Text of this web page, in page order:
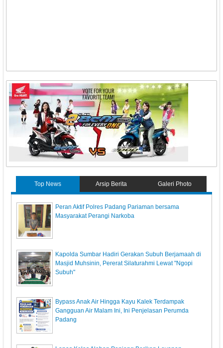
Top News Arsip Berita Galeri Photo
Peran Aktif Polres Padang Pariaman bersama
Masyarakat Perangi Narkoba
Kapolda Sumbar Hadiri Gerakan Subuh Berjamaah di
Masjid Muhsinin, Pererat Silaturahmi Lewat "Ngopi
Subuh"
Bypass Anak Air Hingga Kayu Kalek Terdampak
Gangguan Air Malam Ini, Ini Penjelasan Perumda
Padang